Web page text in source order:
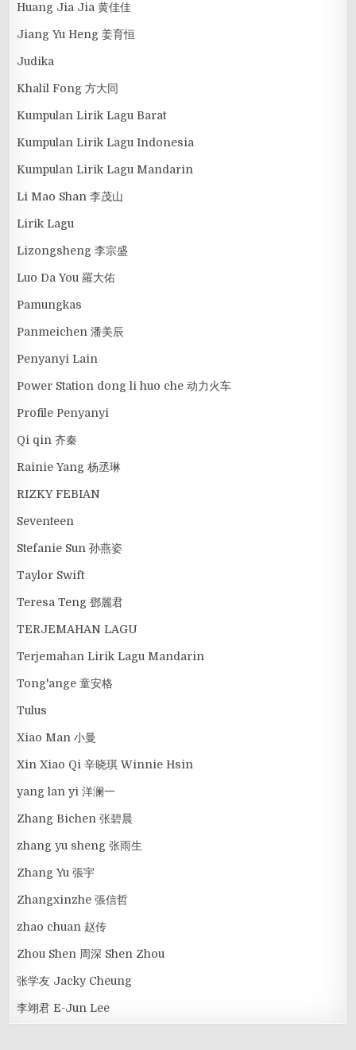
Huang Jia Jia 黄佳佳
Jiang Yu Heng 姜育恒
Judika
Khalil Fong 方大同
Kumpulan Lirik Lagu Barat
Kumpulan Lirik Lagu Indonesia
Kumpulan Lirik Lagu Mandarin
Li Mao Shan 李茂山
Lirik Lagu
Lizongsheng 李宗盛
Luo Da You 羅大佑
Pamungkas
Panmeichen 潘美辰
Penyanyi Lain
Power Station dong li huo che 动力火车
Profile Penyanyi
Qi qin 齐秦
Rainie Yang 杨丞琳
RIZKY FEBIAN
Seventeen
Stefanie Sun 孙燕姿
Taylor Swift
Teresa Teng 鄧麗君
TERJEMAHAN LAGU
Terjemahan Lirik Lagu Mandarin
Tong'ange 童安格
Tulus
Xiao Man 小曼
Xin Xiao Qi 辛晓琪 Winnie Hsin
yang lan yi 洋澜一
Zhang Bichen 张碧晨
zhang yu sheng 张雨生
Zhang Yu 張宇
Zhangxinzhe 張信哲
zhao chuan 赵传
Zhou Shen 周深 Shen Zhou
张学友 Jacky Cheung
李翊君 E-Jun Lee